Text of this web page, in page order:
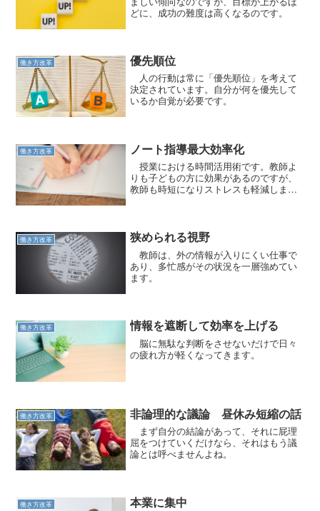
どに、成功の難度は高くなるのです。
働き方改革 優先順位
人の行動は常に「優先順位」を考えて
決定されています。自分が何を優先して
いるか自覚が必要です。
働き方改革 ノート指導最大効率化
授業における時間活用術です。教師よ
りも子どもの方に効果があるのですが、
教師も時短になりストレスも軽減しま
働き方改革 狭められる視野
教師は、外の情報が入りにくい仕事で
あり、多忙感がその状況を一層強めてい
ます。
働き方改革 情報を遮断して効率を上げる
脳に無駄な判断をさせないだけで日々
の疲れ方が軽くなってきます。
働き方改革 非論理的な議論 昼休み短縮の話
まず自分の結論があって、それに屁理
屈をつけていくだけなら、それはもう議
論とは呼べませんよね。
働き方改革 本業に集中